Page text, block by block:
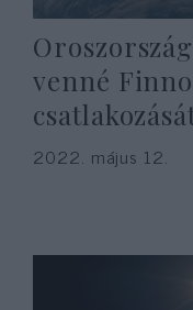
venné
2022. május 12.